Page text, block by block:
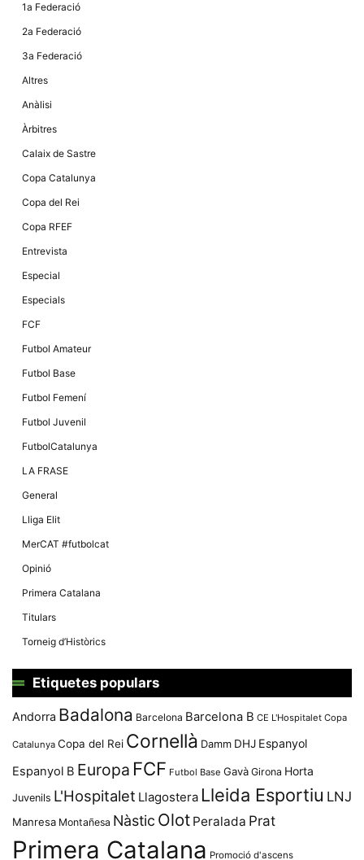
1a Federació
2a Federació
3a Federació
Altres
Anàlisi
Àrbitres
Calaix de Sastre
Copa Catalunya
Copa del Rei
Copa RFEF
Entrevista
Especial
Especials
FCF
Futbol Amateur
Futbol Base
Futbol Femení
Futbol Juvenil
FutbolCatalunya
LA FRASE
General
Lliga Elit
MerCAT #futbolcat
Opinió
Primera Catalana
Titulars
Torneig d’Històrics
Etiquetes populars
Andorra Badalona Barcelona Barcelona B CE L'Hospitalet Copa
Catalunya Copa del Rei Cornellà Damm DHJ Espanyol
Espanyol B Europa FCF Futbol Base Gavà Girona Horta
Juvenils L'Hospitalet Llagostera Lleida Esportiu LNJ
Manresa Montañesa Nàstic Olot Peralada Prat
Primera Catalana Promoció d'ascens